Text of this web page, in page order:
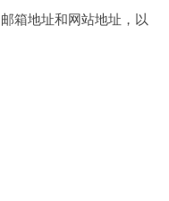
箱地址和网站地址，以